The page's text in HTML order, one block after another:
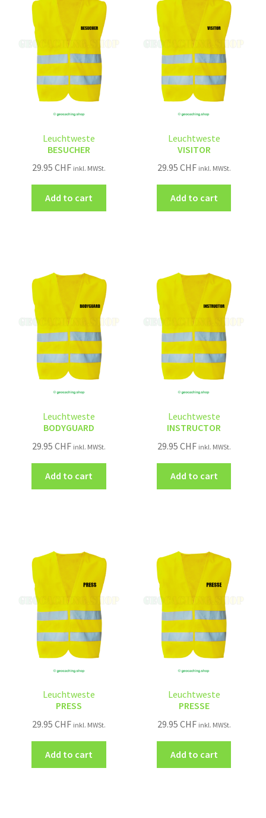
Leuchtweste
BESUCHER
29.95CHF inkl. MWSt.
Add to cart
Leuchtweste
VISITOR
29.95 CHF inkl. MWSt.
Add to cart
Leuchtweste
BODYGUARD
29.95CHF inkl. MWSt.
Add to cart
Leuchtweste
INSTRUCTOR
29.95 CHF inkl. MWSt.
Add to cart
Leuchtweste
PRESS
29.95CHF inkl. MWSt.
Add to cart
Leuchtweste
PRESSE
29.95 CHF inkl. MWSt.
Add to cart